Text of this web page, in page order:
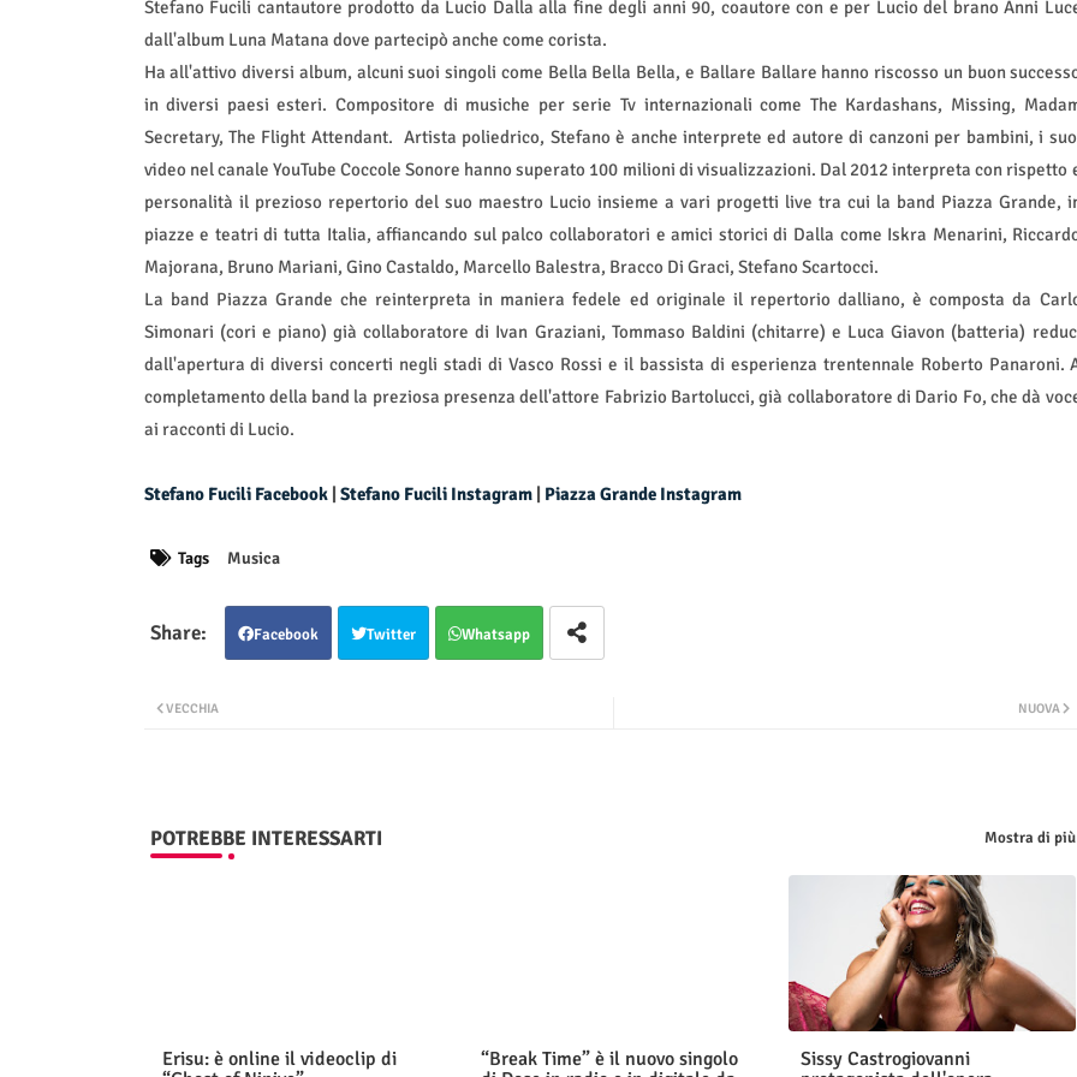
Stefano Fucili cantautore prodotto da Lucio Dalla alla fine degli anni 90, coautore con e per Lucio del brano Anni
dall'album Luna Matana dove partecipò anche come corista.
Ha all'attivo diversi album, alcuni suoi singoli come Bella Bella Bella, e Ballare Ballare hanno riscosso un buon
in diversi paesi esteri. Compositore di musiche per serie Tv internazionali come The Kardashans, Missing,
Secretary, The Flight Attendant. Artista poliedrico, Stefano è anche interprete ed autore di canzoni per bambini, i
video nel canale YouTube Coccole Sonore hanno superato 100 milioni di visualizzazioni. Dal 2012 interpreta con rispetto
personalità il prezioso repertorio del suo maestro Lucio insieme a vari progetti live tra cui la band Piazza Grande,
piazze e teatri di tutta Italia, affiancando sul palco collaboratori e amici storici di Dalla come Iskra Menarini,
Majorana, Bruno Mariani, Gino Castaldo, Marcello Balestra, Bracco Di Graci, Stefano Scartocci.
La band Piazza Grande che reinterpreta in maniera fedele ed originale il repertorio dalliano, è composta da
Simonari (cori e piano) già collaboratore di Ivan Graziani, Tommaso Baldini (chitarre) e Luca Giavon (batteria)
dall'apertura di diversi concerti negli stadi di Vasco Rossi e il bassista di esperienza trentennale Roberto Panaroni.
completamento della band la preziosa presenza dell'attore Fabrizio Bartolucci, già collaboratore di Dario Fo, che dà
ai racconti di Lucio.
Stefano Fucili Facebook| Stefano Fucili Instagram| Piazza Grande Instagram
Tags Musica
Facebook Twitter Whatsapp
NUOVA
VECCHIA
POTREBBE INTERESSARTI Mostra di più
Erisu: è online il videoclip di
“Break Time” è il nuovo singolo
Sissy Castrogiovanni